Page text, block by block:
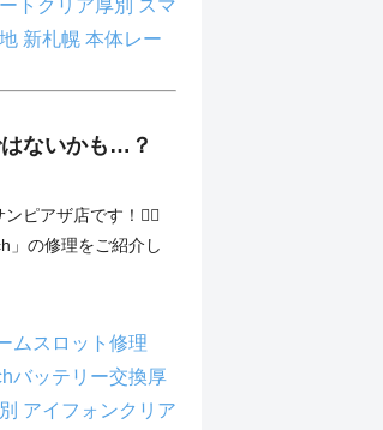
トクリア厚別 スマ
新札幌 本体レー
ないかも…？
ピアザ店です！💁‍♂️
」の修理をご紹介し
ムスロット修理
バッテリー交換厚
アイフォンクリア